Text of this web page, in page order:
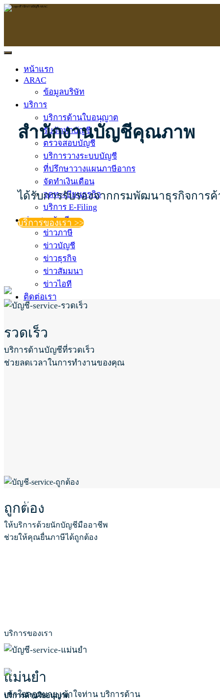
หน้าแรก
ARAC
ข้อมูลบริษัท
บริการ
บริการด้านใบอนุญาต
รับจัดทำบัญชี
ตรวจสอบบัญชี
บริการวางระบบบัญชี
ที่ปรึกษาวางแผนภาษีอากร
จัดทำเงินเดือน
จดทะเบียนธุรกิจ
บริการ E-Filing
ข่าวสารบัญชี
ข่าวภาษี
ข่าวบัญชี
ข่าวธุรกิจ
ข่าวสัมมนา
ข่าวไอที
ติดต่อเรา
สำนักงานบัญชีคุณภาพ
ได้รับการรับรองจากกรมพัฒนาธุรกิจการ
บริการของเรา >>
รวดเร็ว
บริการด้านบัญชีที่รวดเร็ว
ช่วยลดเวลาในการทำงานของคุณ
ถูกต้อง
ให้บริการด้วยนักบัญชีมืออาชีพ
ช่วยให้คุณยื่นภาษีได้ถูกต้อง
แม่นยำ
เข้าใจกฎหมาย เข้าใจท่าน บริการด้าน
ให้เราดูแลธุรกิจท่านด้วยงานคุณภาพ
บริการของเรา
บริการด้านใบอนุญาต